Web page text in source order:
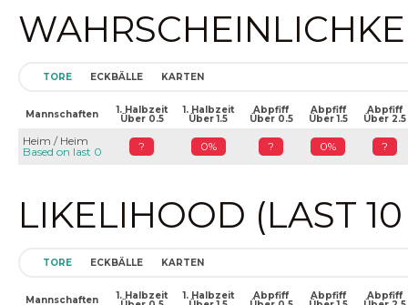
TORE ECKBÄLLE KARTEN
Mannschaften 1. Halbzeit
Über 0.5
1. Halbzeit
Über 1.5
Abpfiff
Über 0.5
Abpfiff
Über 1.5
Abpfiff
Über 2.5
Heim / Heim
Based on last 0
? 0% ? 0% ?
LIKELIHOOD (LAST
TORE ECKBÄLLE KARTEN
Mannschaften 1. Halbzeit 1. Halbzeit Abpfiff Abpfiff Abpfiff